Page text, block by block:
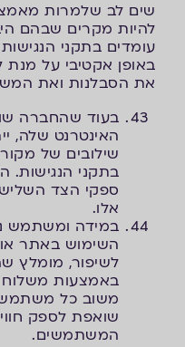
שים לב שלמרות
להיות מקרים שבהם
עומדים בתקני
באופן אקטיבי על מנת
את הסבלנות ואת
בעוד שהחברה
האינטרנט שלה,
שילובים של
בתקני הנגישות.
ספקי הצד
אלו.
במידה ומשתמש
השימוש באתר
לשיפור, מומלץ
באמצעות
משוב כל משתמש
שואפת לספק
המשתמשים.